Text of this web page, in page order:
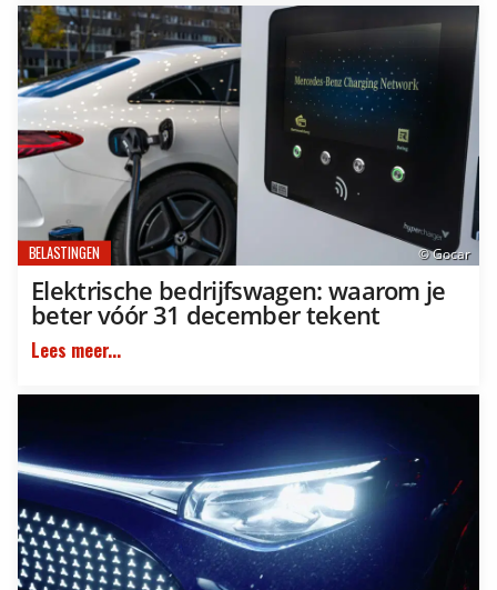
© Gocar
BELASTINGEN
Elektrische bedrijfswagen: waarom je
beter vóór 31 december tekent
Lees meer...